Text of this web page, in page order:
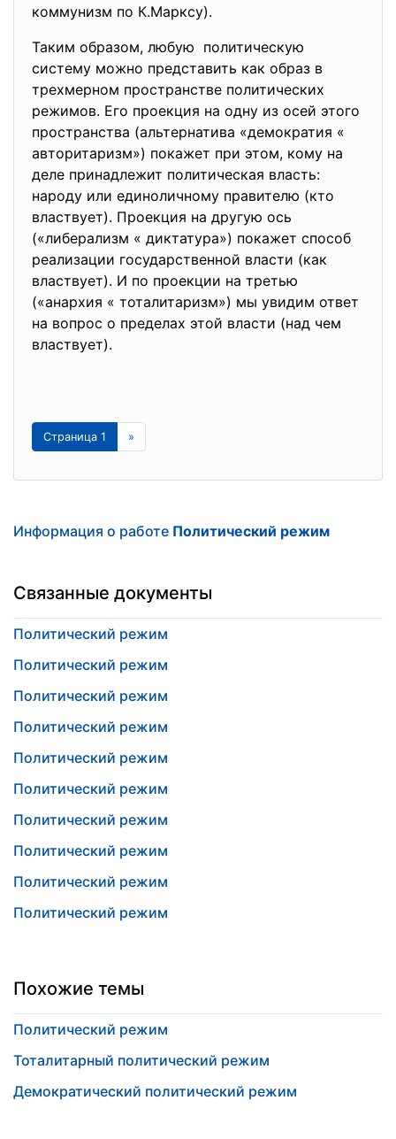
коммунизм по К.Марксу).
Таким образом, любую политическую
систему можно представить как образ в
трехмерном пространстве политических
режимов. Его проекция на одну из осей этого
пространства (альтернатива «демократия «
авторитаризм») покажет при этом, кому на
деле принадлежит политическая власть:
народу или единоличному правителю (кто
властвует). Проекция на другую ось
(«либерализм « диктатура») покажет способ
реализации государственной власти (как
властвует). И по проекции на третью
(«анархия « тоталитаризм») мы увидим ответ
на вопрос о пределах этой власти (над чем
властвует).
Страница 1 »
Информация о работе Политический режим
Связанные документы
Политический режим
Политический режим
Политический режим
Политический режим
Политический режим
Политический режим
Политический режим
Политический режим
Политический режим
Политический режим
Похожие темы
Политический режим
Тоталитарный политический режим
Демократический политический режим